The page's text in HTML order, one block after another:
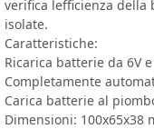
verifica lefficienza della
isolate.
Caratteristiche:
Ricarica batterie da 6V e
Completamente
Carica batterie al
Dimensioni: 100x65x38